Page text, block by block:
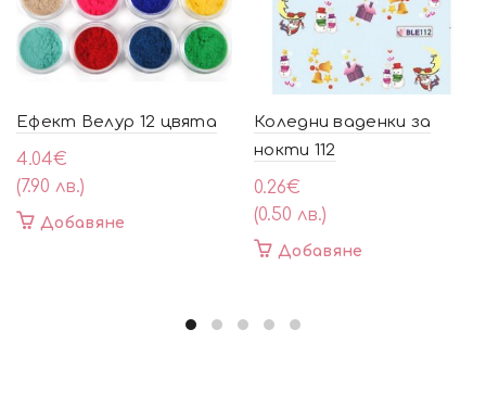
Ефект Велур 12 цвята
4.04€
(7.90 лв.)
Добавяне
Коледни ваденки за
нокти 112
0.26€
(0.50 лв.)
Добавяне